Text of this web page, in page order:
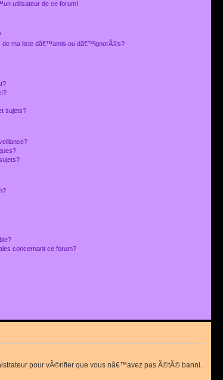
utilisateur de ce forum!
de ma liste dâ€™amis ou dâ€™ignorÃ©s?
sujets?
concernant ce forum?
pour vÃ©rifier que vous nâ€™avez pas Ã©tÃ© banni.